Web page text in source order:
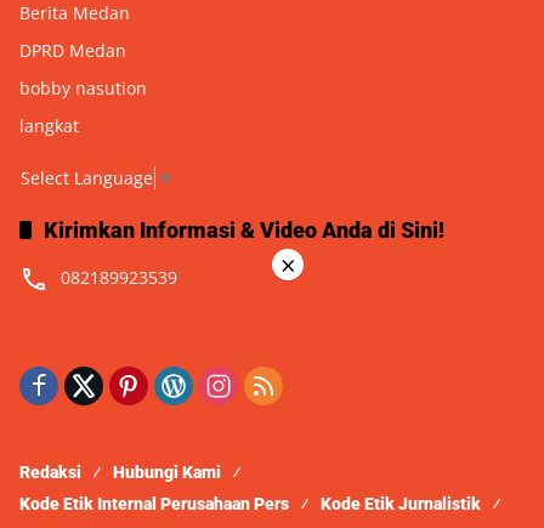
Berita Medan
DPRD Medan
bobby nasution
langkat
Select Language ▼
Kirimkan Informasi & Video Anda di Sini!
082189923539
Redaksi
Hubungi Kami
Kode Etik Internal Perusahaan Pers
Kode Etik Jurnalistik
×